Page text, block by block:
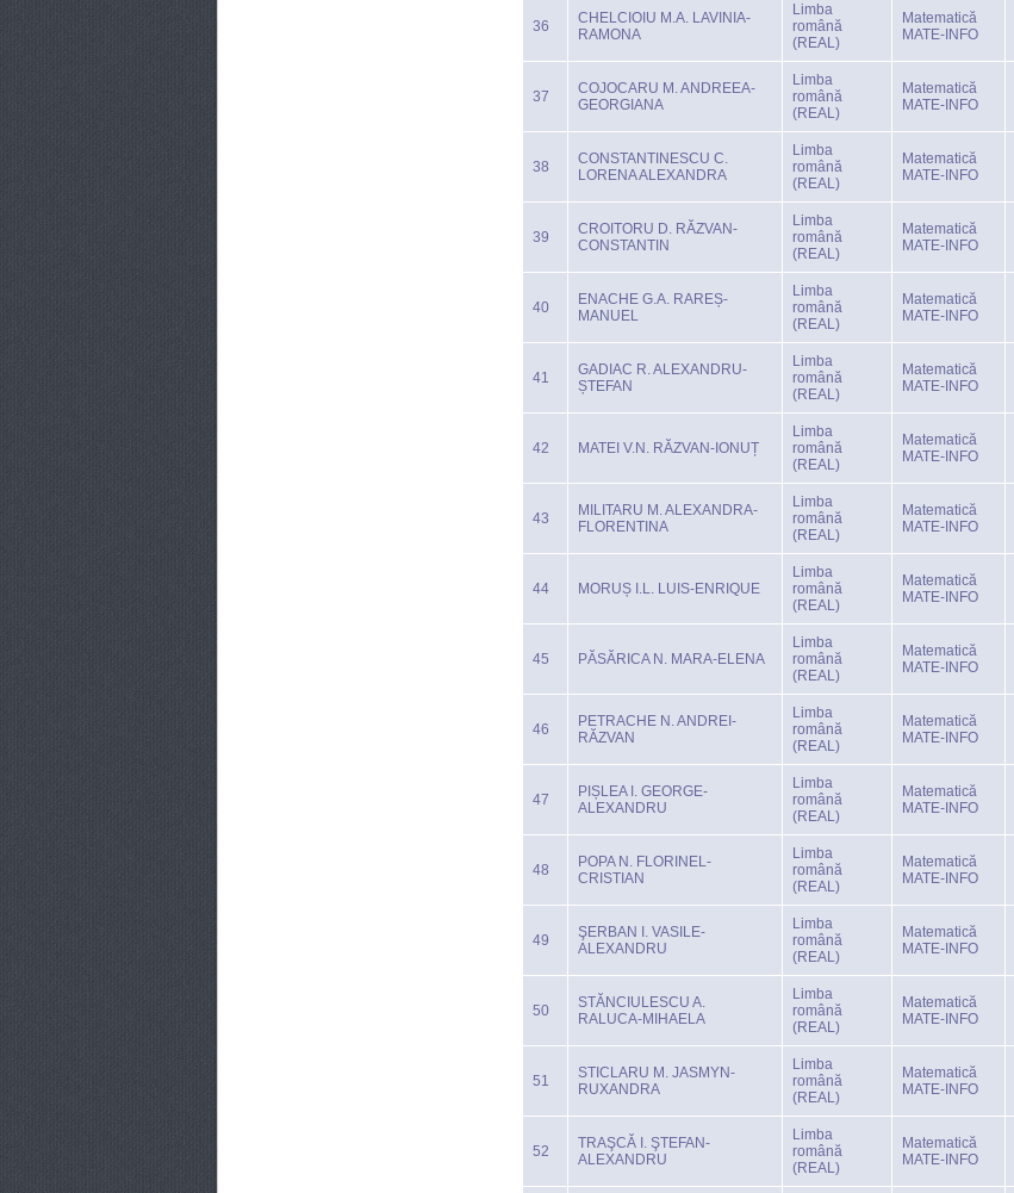
36
CHELCIOIU M.A. LAVINIA-
RAMONA
Limba
română
(REAL)
Matematică
MATE-INFO
37
COJOCARU M. ANDREEA-
GEORGIANA
Limba
română
(REAL)
Matematică
MATE-INFO
38
CONSTANTINESCU C.
LORENA ALEXANDRA
Limba
română
(REAL)
Matematică
MATE-INFO
39
CROITORU D. RĂZVAN-
CONSTANTIN
Limba
română
(REAL)
Matematică
MATE-INFO
40
ENACHE G.A. RAREȘ-
MANUEL
Limba
română
(REAL)
Matematică
MATE-INFO
41
GADIAC R. ALEXANDRU-
ȘTEFAN
Limba
română
(REAL)
Matematică
MATE-INFO
42 MATEI V.N. RĂZVAN-IONUȚ
Limba
română
(REAL)
Matematică
MATE-INFO
43
MILITARU M. ALEXANDRA-
FLORENTINA
Limba
română
(REAL)
Matematică
MATE-INFO
44 MORUȘ I.L. LUIS-ENRIQUE
Limba
română
(REAL)
Matematică
MATE-INFO
45 PĂSĂRICA N. MARA-ELENA
Limba
română
(REAL)
Matematică
MATE-INFO
46
PETRACHE N. ANDREI-
RĂZVAN
Limba
română
(REAL)
Matematică
MATE-INFO
47
PIȘLEA I. GEORGE-
ALEXANDRU
Limba
română
(REAL)
Matematică
MATE-INFO
48
POPA N. FLORINEL-
CRISTIAN
Limba
română
(REAL)
Matematică
MATE-INFO
49
ŞERBAN I. VASILE-
ALEXANDRU
Limba
română
(REAL)
Matematică
MATE-INFO
50
STĂNCIULESCU A.
RALUCA-MIHAELA
Limba
română
(REAL)
Matematică
MATE-INFO
51
STICLARU M. JASMYN-
RUXANDRA
Limba
română
(REAL)
Matematică
MATE-INFO
52
TRAŞCĂ I. ŞTEFAN-
ALEXANDRU
Limba
română
(REAL)
Matematică
MATE-INFO